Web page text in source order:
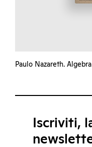
Paulo Nazareth. Algebra
Iscriviti,